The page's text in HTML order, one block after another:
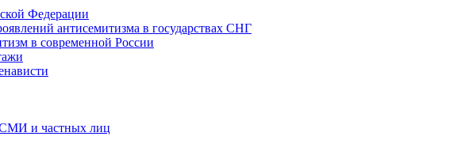
Федерации
антисемитизма в государствах СНГ
в современной России
СМИ и частных лиц